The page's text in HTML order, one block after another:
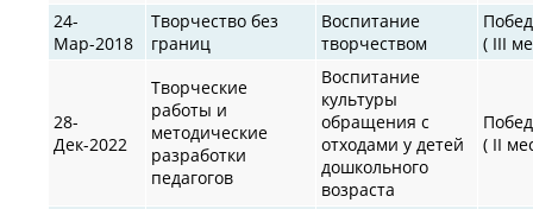
24-
Мар-2018
Творчество без
границ
Воспитание
творчеством
( III
28-
Дек-2022
Творческие
работы и
методические
разработки
педагогов
Воспитание
культуры
обращения с
отходами у детей
дошкольного
возраста
( II